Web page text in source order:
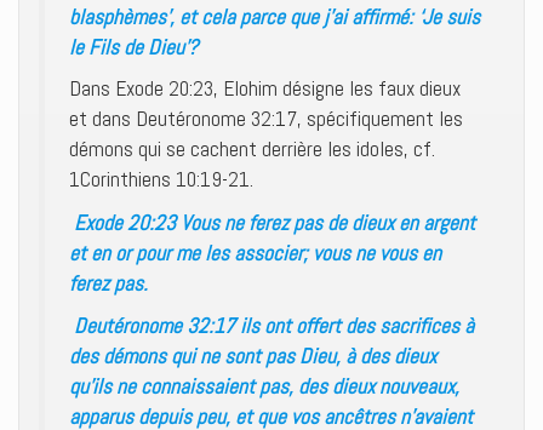
blasphèmes’, et cela parce que j’ai affirmé: ‘Je suis
le Fils de Dieu’?
Dans Exode 20:23, Elohim désigne les faux dieux
et dans Deutéronome 32:17, spécifiquement les
démons qui se cachent derrière les idoles, cf.
1Corinthiens 10:19-21.
Exode 20:23 Vous ne ferez pas de dieux en argent
et en or pour me les associer; vous ne vous en
ferez pas.
Deutéronome 32:17 ils ont offert des sacrifices à
des démons qui ne sont pas Dieu, à des dieux
qu’ils ne connaissaient pas, des dieux nouveaux,
apparus depuis peu, et que vos ancêtres n’avaient